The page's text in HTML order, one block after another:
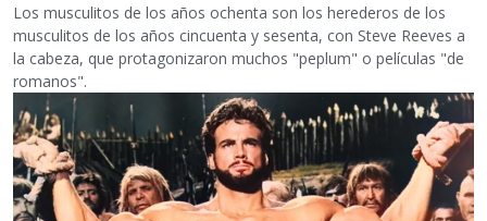
Los musculitos de los años ochenta son los herederos de los
musculitos de los años cincuenta y sesenta, con Steve Reeves a
la cabeza, que protagonizaron muchos "peplum" o películas "de
romanos".